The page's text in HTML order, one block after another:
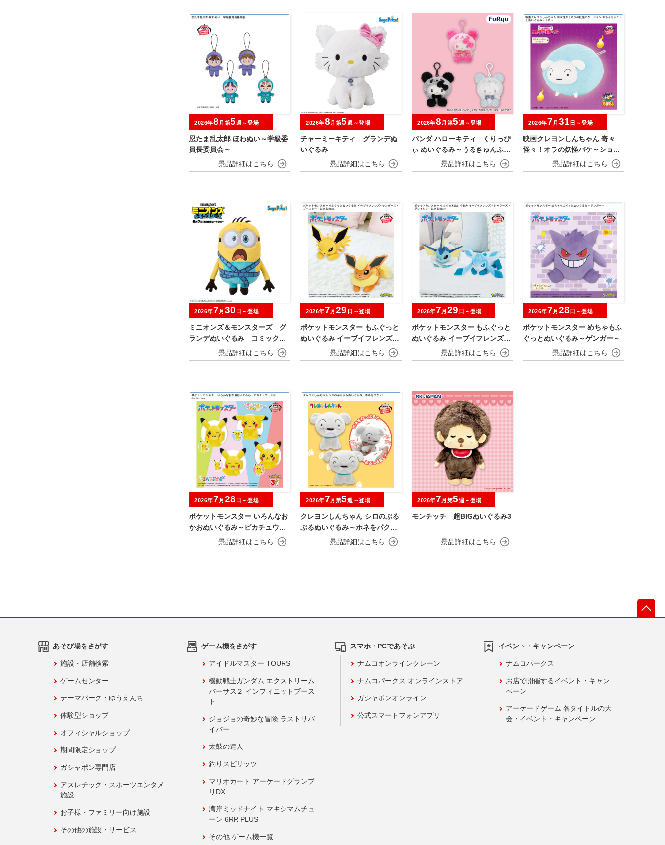
忍たま乱太郎 ほわぬい～学級委
員長委員会～
2026年8 月第5週～登場
チャーミーキティ グランデぬ
いぐるみ
2026年8 月第5週～登場
パンダ ハローキティ くりっぴ
ぃ ぬいぐるみ～うるきゅんふわ
2026年8 月第5週～登場
映画クレヨンしんちゃん 奇々
怪々！オラの妖怪バケ～ション
めちゃもふぐっとぬいぐるみ シ
ロ
2026年7 月 31 日～登場
ミニオンズ＆モンスターズ グ
ランデぬいぐるみ コミックス
2026年7 月 30 日～登場
ポケットモンスター もふぐっと
ぬいぐるみ イーブイフレンズ～
サンダース・ブースター～おひ
るねver.
2026年7 月 29 日～登場
ポケットモンスター もふぐっと
ぬいぐるみ イーブイフレンズ～
シャワーズ・グレイシア～おひ
るねver.
2026年7 月 29 日～登場
ポケットモンスター めちゃもふ
ぐっとぬいぐるみ～ゲンガー～
2026年7 月 28 日～登場
ポケットモンスター いろんなお
かおぬいぐるみ～ピカチュウ～3
0th Anniversary
2026年7 月 28 日～登場
クレヨンしんちゃん シロのぶる
ぶるぬいぐるみ～ホネをパク
2026年7 月第5週～登場
モンチッチ 超BIGぬいぐるみ3
2026年7 月第5週～登場
あそび場をさがす
施設・店舗検索
ゲームセンター
テーマパーク・ゆうえんち
体験型ショップ
オフィシャルショップ
期間限定ショップ
ガシャポン専門店
アスレチック・スポーツエンタメ
施設
お子様・ファミリー向け施設
その他の施設・サービス
ゲーム機をさがす
アイドルマスター TOURS
機動戦士ガンダム エクストリーム
バーサス２ インフィニットブース
ト
ジョジョの奇妙な冒険 ラストサバ
イバー
太鼓の達人
釣りスピリッツ
マリオカート アーケードグランプ
リDX
湾岸ミッドナイト マキシマムチュ
ーン 6RR PLUS
その他 ゲーム機一覧
スマホ・PCであそぶ
ナムコオンラインクレーン
ナムコパークス オンラインストア
ガシャポンオンライン
公式スマートフォンアプリ
イベント・キャンペーン
ナムコパークス
お店で開催するイベント・キャン
ペーン
アーケードゲーム 各タイトルの大
会・イベント・キャンペーン